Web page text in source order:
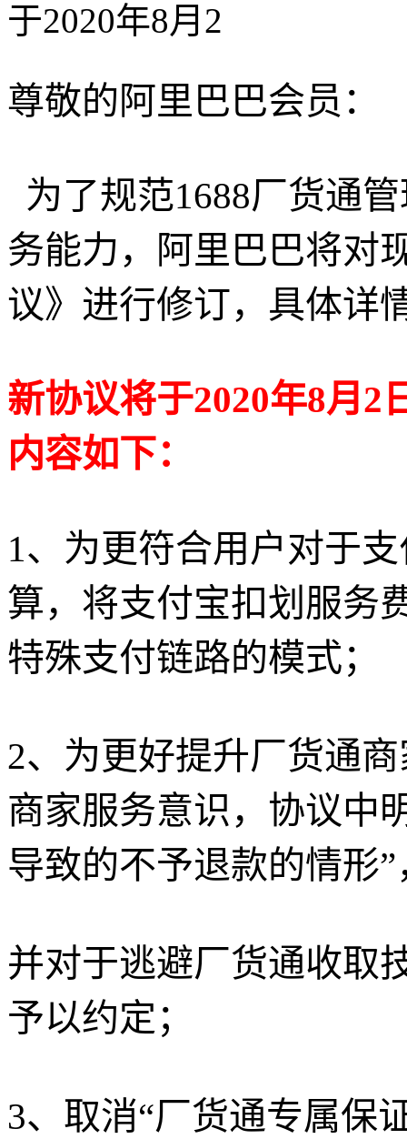
于2020年8月2
尊敬的阿里巴巴会员：
为了规范1688厂货通
务能力，阿里巴巴将对
议》进行修订，具体详
新协议将于2020年8月2
内容如下：
1、为更符合用户对于
算，将支付宝扣划服务
特殊支付链路的模式；
2、为更好提升厂货通
商家服务意识，协议中
导致的不予退款的情形”
并对于逃避厂货通收取
予以约定；
3、取消“厂货通专属保